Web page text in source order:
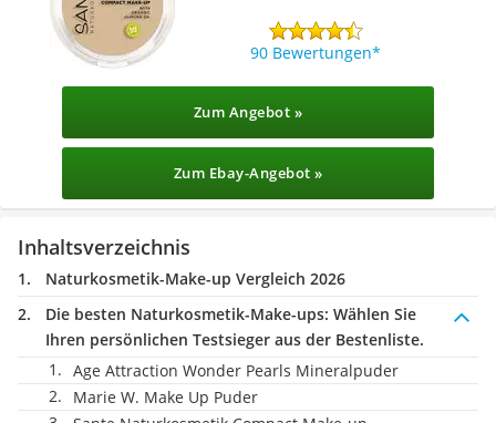
90 Bewertungen
Zum Angebot »
Zum Ebay-Angebot »
Inhaltsverzeichnis
Naturkosmetik-Make-up Vergleich 2026
Die besten Naturkosmetik-Make-ups: Wählen Sie
Ihren persönlichen Testsieger aus der Bestenliste.
Age Attraction Wonder Pearls Mineralpuder
Marie W. Make Up Puder